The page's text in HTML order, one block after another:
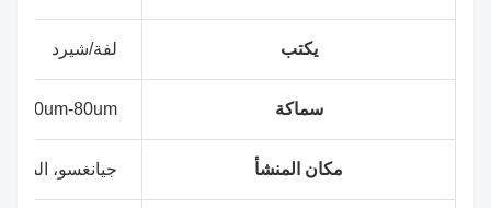
يكتب لفة/شيرد
سماكة 40um-80um
مكان المنشأ جيانغسو، الصين